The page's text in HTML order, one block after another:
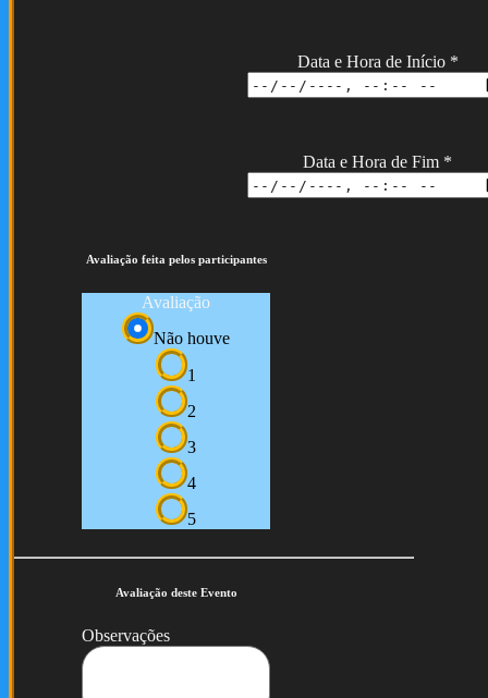
Data e Hora de Início *
Data e Hora de Fim *
Avaliação feita pelos participantes
Avaliação
Não houve
1
2
3
4
5
Avaliação deste Evento
Observações